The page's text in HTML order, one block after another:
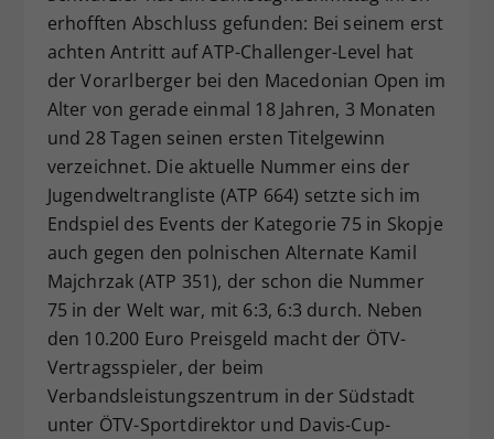
erhofften Abschluss gefunden: Bei seinem erst
achten Antritt auf ATP-Challenger-Level hat
der Vorarlberger bei den Macedonian Open im
Alter von gerade einmal 18 Jahren, 3 Monaten
und 28 Tagen seinen ersten Titelgewinn
verzeichnet. Die aktuelle Nummer eins der
Jugendweltrangliste (ATP 664) setzte sich im
Endspiel des Events der Kategorie 75 in Skopje
auch gegen den polnischen Alternate Kamil
Majchrzak (ATP 351), der schon die Nummer
75 in der Welt war, mit 6:3, 6:3 durch. Neben
den 10.200 Euro Preisgeld macht der ÖTV-
Vertragsspieler, der beim
Verbandsleistungszentrum in der Südstadt
unter ÖTV-Sportdirektor und Davis-Cup-
Zweck
Dieser Wert speichert Ihre Consent-
Einstellungen. Unter anderem eine
zufällig generierte ID, für die
historische Speicherung Ihrer
vorgenommen Einstellungen, falls der
Webseiten-Betreiber dies eingestellt
hat.